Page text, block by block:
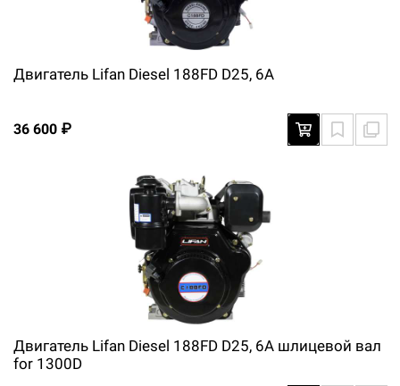
Двигатель Lifan Diesel 188FD D25, 6A
36 600 ₽
Двигатель Lifan Diesel 188FD D25, 6A шлицевой вал
for 1300D